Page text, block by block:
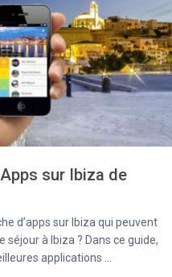
sur Ibiza de
d’apps sur Ibiza qui peuvent
à Ibiza ? Dans ce guide,
applications ...